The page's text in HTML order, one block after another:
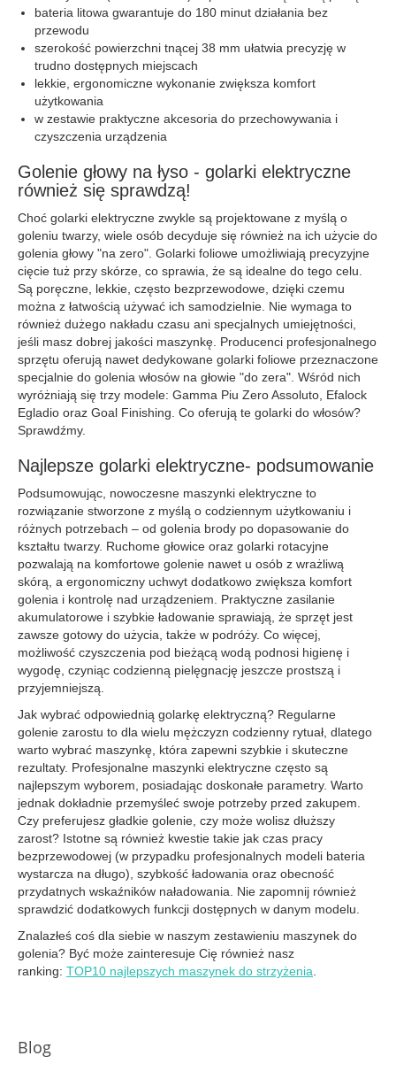
bateria litowa gwarantuje do 180 minut działania bez
przewodu
szerokość powierzchni tnącej 38 mm ułatwia precyzję w
trudno dostępnych miejscach
lekkie, ergonomiczne wykonanie zwiększa komfort
użytkowania
w zestawie praktyczne akcesoria do przechowywania i
czyszczenia urządzenia
Golenie głowy na łyso - golarki elektryczne
również się sprawdzą!
Choć golarki elektryczne zwykle są projektowane z myślą o
goleniu twarzy, wiele osób decyduje się również na ich użycie do
golenia głowy "na zero". Golarki foliowe umożliwiają precyzyjne
cięcie tuż przy skórze, co sprawia, że są idealne do tego celu.
Są poręczne, lekkie, często bezprzewodowe, dzięki czemu
można z łatwością używać ich samodzielnie. Nie wymaga to
również dużego nakładu czasu ani specjalnych umiejętności,
jeśli masz dobrej jakości maszynkę. Producenci profesjonalnego
sprzętu oferują nawet dedykowane golarki foliowe przeznaczone
specjalnie do golenia włosów na głowie "do zera". Wśród nich
wyróżniają się trzy modele: Gamma Piu Zero Assoluto, Efalock
Egladio oraz Goal Finishing. Co oferują te golarki do włosów?
Sprawdźmy.
Najlepsze golarki elektryczne- podsumowanie
Podsumowując, nowoczesne maszynki elektryczne to
rozwiązanie stworzone z myślą o codziennym użytkowaniu i
różnych potrzebach – od golenia brody po dopasowanie do
kształtu twarzy. Ruchome głowice oraz golarki rotacyjne
pozwalają na komfortowe golenie nawet u osób z wrażliwą
skórą, a ergonomiczny uchwyt dodatkowo zwiększa komfort
golenia i kontrolę nad urządzeniem. Praktyczne zasilanie
akumulatorowe i szybkie ładowanie sprawiają, że sprzęt jest
zawsze gotowy do użycia, także w podróży. Co więcej,
możliwość czyszczenia pod bieżącą wodą podnosi higienę i
wygodę, czyniąc codzienną pielęgnację jeszcze prostszą i
przyjemniejszą.
Jak wybrać odpowiednią golarkę elektryczną? Regularne
golenie zarostu to dla wielu mężczyzn codzienny rytuał, dlatego
warto wybrać maszynkę, która zapewni szybkie i skuteczne
rezultaty. Profesjonalne maszynki elektryczne często są
najlepszym wyborem, posiadając doskonałe parametry. Warto
jednak dokładnie przemyśleć swoje potrzeby przed zakupem.
Czy preferujesz gładkie golenie, czy może wolisz dłuższy
zarost? Istotne są również kwestie takie jak czas pracy
bezprzewodowej (w przypadku profesjonalnych modeli bateria
wystarcza na długo), szybkość ładowania oraz obecność
przydatnych wskaźników naładowania. Nie zapomnij również
sprawdzić dodatkowych funkcji dostępnych w danym modelu.
Znalazłeś coś dla siebie w naszym zestawieniu maszynek do
golenia? Być może zainteresuje Cię również nasz
ranking: TOP10 najlepszych maszynek do strzyżenia
Blog